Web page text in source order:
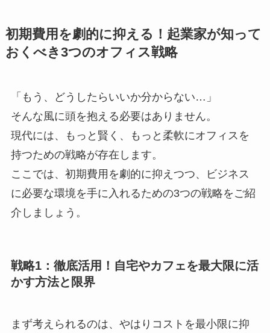
初期費用を劇的に抑える！起業家が知って
おくべき3つのオフィス戦略
「もう、どうしたらいいか分からない…」
そんな風に頭を抱える必要はありません。
現代には、もっと賢く、もっと柔軟にオフィスを
持つための戦略が存在します。
ここでは、初期費用を劇的に抑えつつ、ビジネス
に必要な環境を手に入れるための3つの戦略をご紹
介しましょう。
戦略1：徹底活用！自宅やカフェを最大限に活
かす方法と限界
まず考えられるのは、やはりコストを最小限に抑